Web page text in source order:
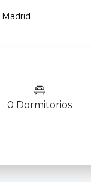
Madrid
0 Dormitorios